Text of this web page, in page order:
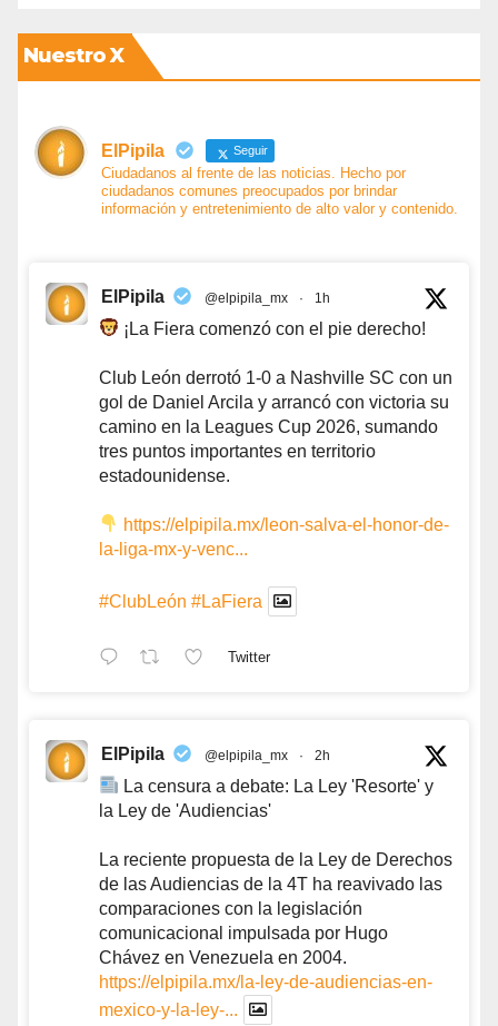
Nuestro X
ElPipila Seguir
Ciudadanos al frente de las noticias. Hecho por
ciudadanos comunes preocupados por brindar
información y entretenimiento de alto valor y contenido.
ElPipila @elpipila_mx · 1h
¡La Fiera comenzó con el pie derecho!
Club León derrotó 1-0 a Nashville SC con un
gol de Daniel Arcila y arrancó con victoria su
camino en la Leagues Cup 2026, sumando
tres puntos importantes en territorio
estadounidense.
https://elpipila.mx/leon-salva-el-honor-de-
la-liga-mx-y-venc...
#ClubLeón #LaFiera
Twitter
ElPipila @elpipila_mx · 2h
La censura a debate: La Ley 'Resorte' y
la Ley de 'Audiencias'
La reciente propuesta de la Ley de Derechos
de las Audiencias de la 4T ha reavivado las
comparaciones con la legislación
comunicacional impulsada por Hugo
Chávez en Venezuela en 2004.
https://elpipila.mx/la-ley-de-audiencias-en-
mexico-y-la-ley-...